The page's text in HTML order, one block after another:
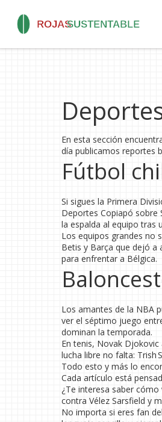
En esta sección
día publicamos reportes
Fútbol
Si sigues la Primera
Deportes Copiapó sobre
la espalda al equipo tras
Los equipos grandes no
Betis y Barça que dejó a
para enfrentar a Bélgica.
Los amantes de la NBA
ver el séptimo juego
dominan la temporada.
En tenis, Novak
lucha libre no falta: Trish
Todo esto y más lo
Cada artículo está
¿Te interesa saber
contra Vélez Sarsfield y
No importa si eres fan